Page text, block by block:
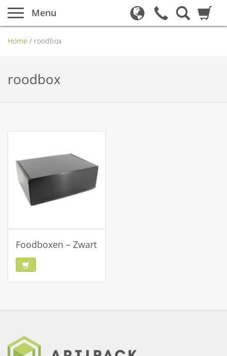
Menu
Home / roodbox
roodbox
Foodboxen – Zwart